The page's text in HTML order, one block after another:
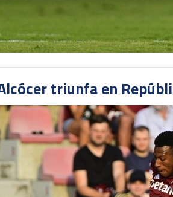
triunfa en